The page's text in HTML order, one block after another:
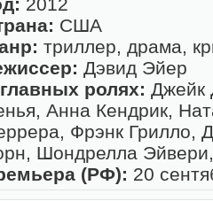
США
триллер, драма,
Дэвид Эйер
ролях: Джейк
Анна Кендрик,
Фрэнк Грилло,
Шондрелла
(РФ): 20